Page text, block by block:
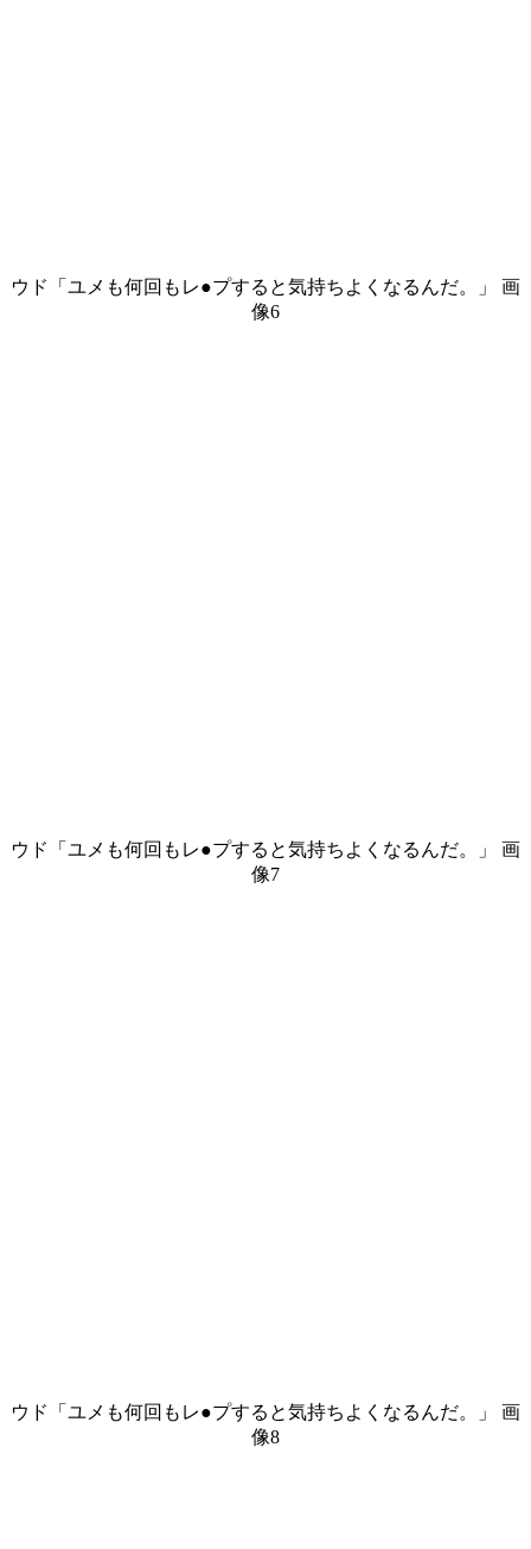
ウド「ユメも何回もレ●プすると気持ちよくなるんだ。」 画
像6
ウド「ユメも何回もレ●プすると気持ちよくなるんだ。」 画
像7
ウド「ユメも何回もレ●プすると気持ちよくなるんだ。」 画
像8